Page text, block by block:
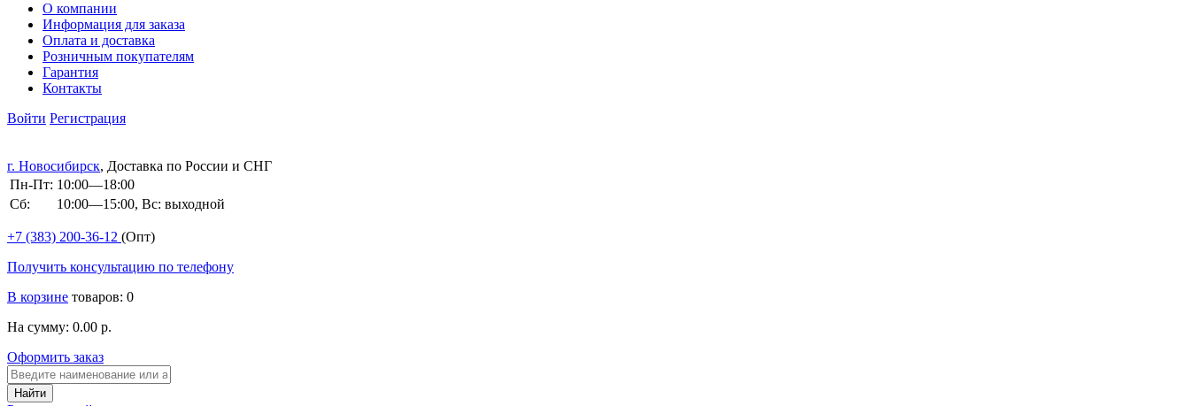
О компании
Информация для заказа
Оплата и доставка
Розничным покупателям
Гарантия
Контакты
Войти Регистрация
г. Новосибирск, Доставка по России и СНГ
Пн-Пт: 10:00—18:00
Сб:
10:00—15:00, Вс: выходной
+7 (383) 200-36-12 (Опт)
Получить консультацию по телефону
В корзине товаров: 0
На сумму: 0.00 р.
Оформить заказ